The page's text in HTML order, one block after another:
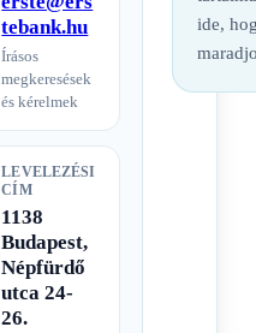
tebank.hu
Írásos
megkeresések
és kérelmek
LEVELEZÉSI
CÍM
1138
Budapest,
Népfürdő
utca 24-
26.
ide,